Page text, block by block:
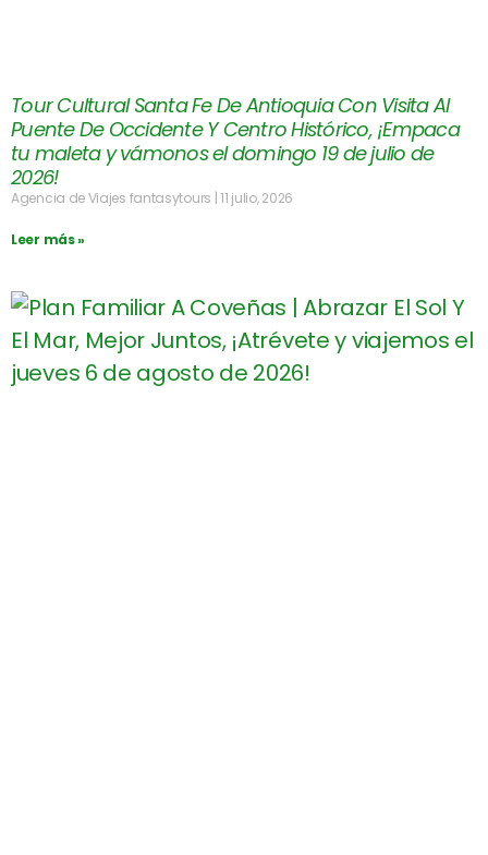
Tour Cultural Santa Fe De Antioquia Con Visita Al
Puente De Occidente Y Centro Histórico, ¡Empaca
tu maleta y vámonos el domingo 19 de julio de
2026!
Agencia de Viajes fantasytours 11 julio, 2026
Leer más »